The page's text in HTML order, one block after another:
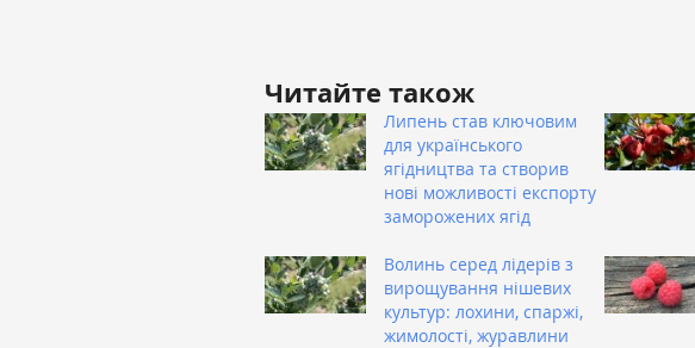
Читайте також
Липень став ключовим
для українського
ягідництва та створив
нові можливості експорту
заморожених ягід
Волинь серед лідерів з
вирощування нішевих
культур: лохини, спаржі,
жимолості, журавлини